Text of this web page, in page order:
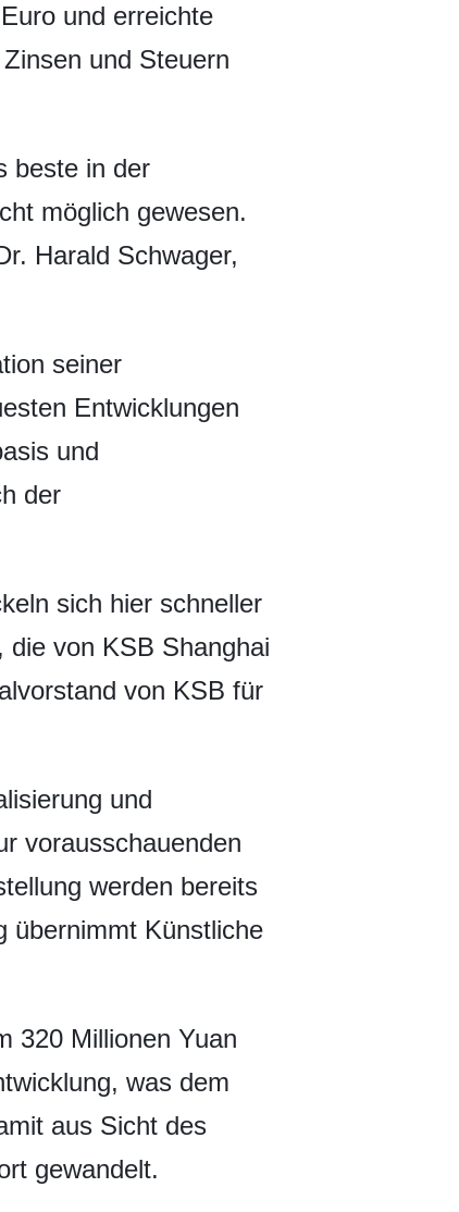
und erreichte
und Steuern
beste in der
möglich gewesen.
Harald Schwager,
seiner
Entwicklungen
und
der
sich hier schneller
von KSB Shanghai
von KSB für
und
vorausschauenden
werden bereits
übernimmt Künstliche
320 Millionen Yuan
was dem
aus Sicht des
gewandelt.